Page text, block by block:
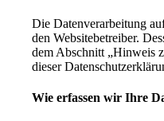
Die Datenverarbeitung
den Websitebetreiber.
dem Abschnitt „Hinweis
dieser
Wie erfassen wir Ihre